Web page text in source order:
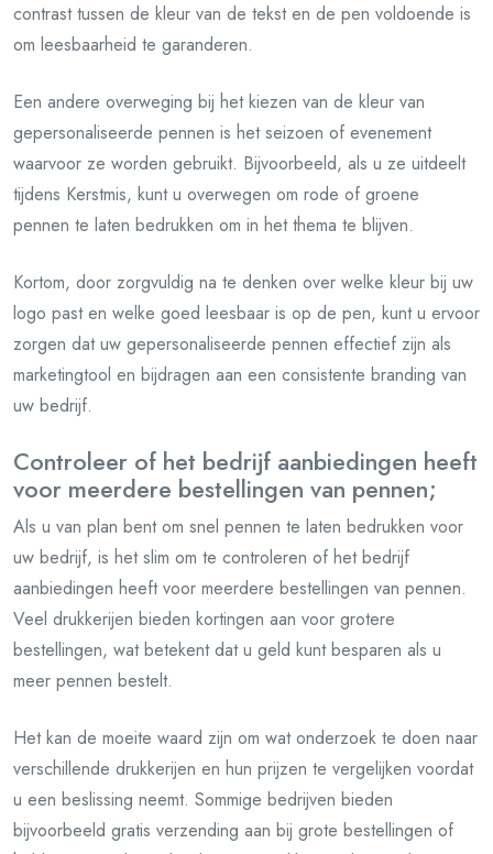
contrast tussen de kleur van de tekst en de pen voldoende is
om leesbaarheid te garanderen.
Een andere overweging bij het kiezen van de kleur van
gepersonaliseerde pennen is het seizoen of evenement
waarvoor ze worden gebruikt. Bijvoorbeeld, als u ze uitdeelt
tijdens Kerstmis, kunt u overwegen om rode of groene
pennen te laten bedrukken om in het thema te blijven.
Kortom, door zorgvuldig na te denken over welke kleur bij uw
logo past en welke goed leesbaar is op de pen, kunt u ervoor
zorgen dat uw gepersonaliseerde pennen effectief zijn als
marketingtool en bijdragen aan een consistente branding van
uw bedrijf.
Controleer of het bedrijf aanbiedingen heeft
voor meerdere bestellingen van pennen;
Als u van plan bent om snel pennen te laten bedrukken voor
uw bedrijf, is het slim om te controleren of het bedrijf
aanbiedingen heeft voor meerdere bestellingen van pennen.
Veel drukkerijen bieden kortingen aan voor grotere
bestellingen, wat betekent dat u geld kunt besparen als u
meer pennen bestelt.
Het kan de moeite waard zijn om wat onderzoek te doen naar
verschillende drukkerijen en hun prijzen te vergelijken voordat
u een beslissing neemt. Sommige bedrijven bieden
bijvoorbeeld gratis verzending aan bij grote bestellingen of